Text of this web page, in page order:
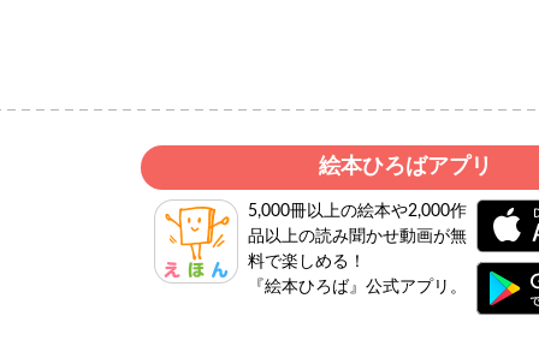
絵本ひろばアプリ
5,000冊以上の絵本や2,000作
品以上の読み聞かせ動画が無
料で楽しめる！
『絵本ひろば』公式アプリ。